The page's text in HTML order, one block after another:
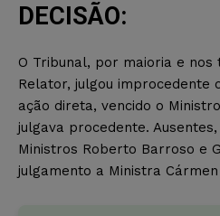
DECISÃO:
O Tribunal, por maioria e nos
Relator, julgou improcedente
ação direta, vencido o
julgava procedente.
Ministros Roberto Barroso e
julgamento a Ministra Cármen